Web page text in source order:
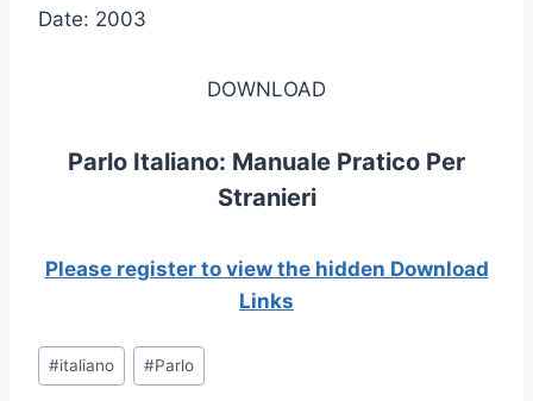
Date: 2003
DOWNLOAD
Parlo Italiano: Manuale Pratico Per
Stranieri
Please register to view the hidden Download
Links
Post
Tags:
#italiano #Parlo